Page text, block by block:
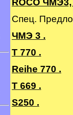
ROCO ЧМЭ3,
Спец.
ЧМЭ 3 .
T 770 .
Reihe 770 .
T 669 .
S250 .